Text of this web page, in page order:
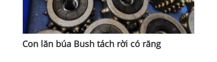
Con lăn búa Bush tách rời có răng